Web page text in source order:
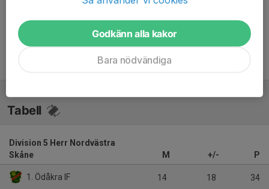
Tabell
Division 5 Herr Nordvästra
Skåne
M +/- P
1. Ödåkra IF 14 18 34
Godkänn alla kakor
Bara nödvändiga